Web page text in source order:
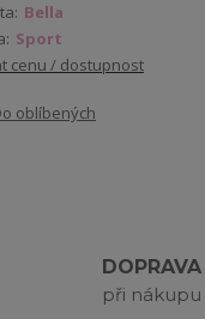
Bella
Sport
cenu / dostupnost
oblíbených
při nákupu